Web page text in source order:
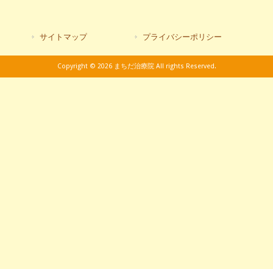
サイトマップ プライバシーポリシー
Copyright © 2026 まちだ治療院 All rights Reserved.